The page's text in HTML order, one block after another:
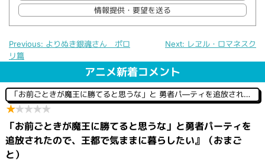
情報提供・要望を送る
投
ビ
ゲ
ー
シ
ョ
ン
Previous: よりぬき銀魂さん ポロ
リ篇
Next: レヱル・ロマネスク
アニメ新着コメント
「お前ごときが魔王に勝てると思うな」と 勇者パ―ティを追放されたので、王都で気ままに暮らしたい
★★★★★
「お前ごときが魔王に勝てると思うな」と勇者パーティを
追放されたので、王都で気ままに暮らしたい』（おまご
と）